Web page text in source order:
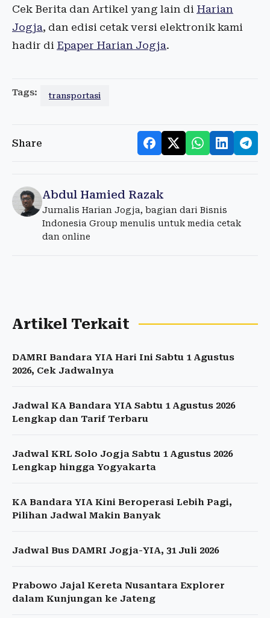
Cek Berita dan Artikel yang lain di Harian
Jogja, dan edisi cetak versi elektronik kami
hadir di Epaper Harian Jogja.
Tags: transportasi
Share
Abdul Hamied Razak
Jurnalis Harian Jogja, bagian dari Bisnis
Indonesia Group menulis untuk media cetak
dan online
Artikel Terkait
DAMRI Bandara YIA Hari Ini Sabtu 1 Agustus
2026, Cek Jadwalnya
Jadwal KA Bandara YIA Sabtu 1 Agustus 2026
Lengkap dan Tarif Terbaru
Jadwal KRL Solo Jogja Sabtu 1 Agustus 2026
Lengkap hingga Yogyakarta
KA Bandara YIA Kini Beroperasi Lebih Pagi,
Pilihan Jadwal Makin Banyak
Jadwal Bus DAMRI Jogja-YIA, 31 Juli 2026
Prabowo Jajal Kereta Nusantara Explorer
dalam Kunjungan ke Jateng